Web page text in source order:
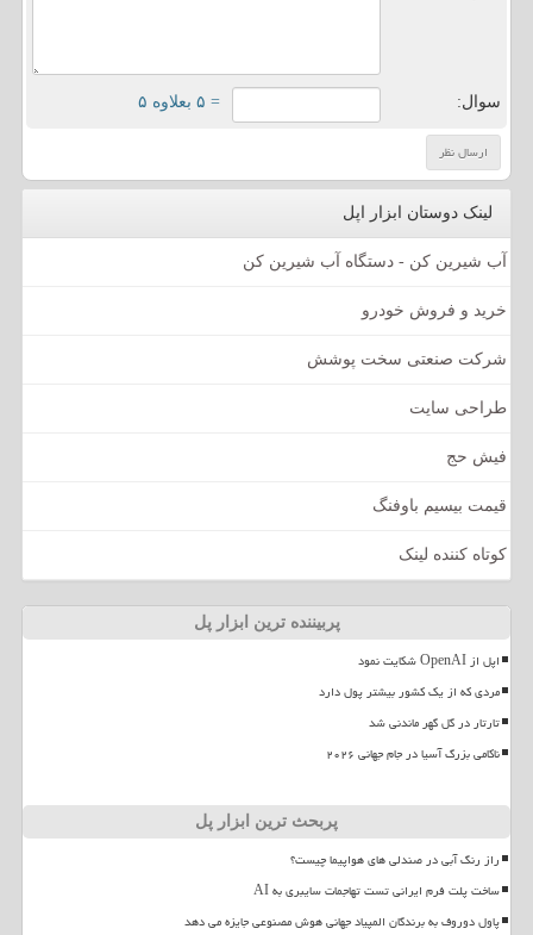
سوال: = ۵ بعلاوه ۵
لینک دوستان ابزار اپل
آب شیرین کن - دستگاه آب شیرین کن
خرید و فروش خودرو
شرکت صنعتی سخت پوشش
طراحی سایت
فیش حج
قیمت بیسیم باوفنگ
کوتاه کننده لینک
پربیننده ترین ابزار پل
اپل از OpenAI شکایت نمود
مردی که از یک کشور بیشتر پول دارد
تارتار در گل گهر ماندنی شد
ناکامی بزرگ آسیا در جام جهانی ۲۰۲۶
پربحث ترین ابزار پل
راز رنگ آبی در صندلی های هواپیما چیست؟
ساخت پلت فرم ایرانی تست تهاجمات سایبری به AI
پاول دوروف به برندگان المپیاد جهانی هوش مصنوعی جایزه می دهد